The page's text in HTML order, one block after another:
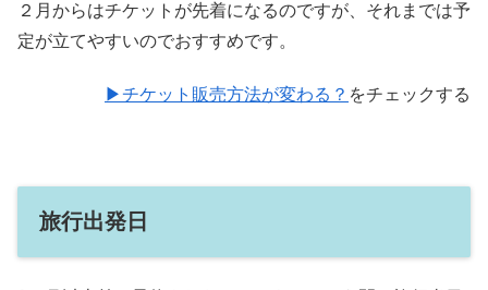
２月からはチケットが先着になるのですが、それまでは予
定が立てやすいのでおすすめです。
▶チケット販売方法が変わる？ をチェックする
旅行出発日